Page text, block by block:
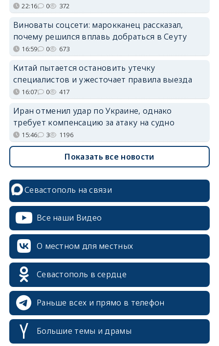
22:16 0 372
Виноваты соцсети: марокканец рассказал,
почему решился вплавь добраться в Сеуту
16:59 0 673
Китай пытается остановить утечку
специалистов и ужесточает правила выезда
16:07 0 417
Иран отменил удар по Украине, однако
требует компенсацию за атаку на судно
15:46 3 1196
Показать все новости
Севастополь на связи
Все наши Видео
О местном для местных
Севастополь в сердце
Раньше всех и прямо в телефон
Большие темы и драмы